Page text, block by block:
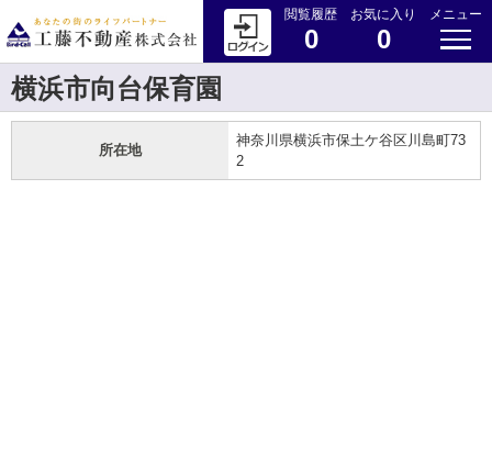
閲覧履歴
0
お気に入り
0
メニュー
横浜市向台保育園
所在地
神奈川県横浜市保土ケ谷区川島町73
2